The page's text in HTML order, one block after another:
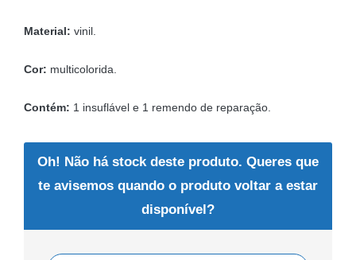
Material: vinil.
Cor: multicolorida.
Contém: 1 insuflável e 1 remendo de reparação.
Oh! Não há stock deste produto. Queres que
te avisemos quando o produto voltar a estar
disponível?